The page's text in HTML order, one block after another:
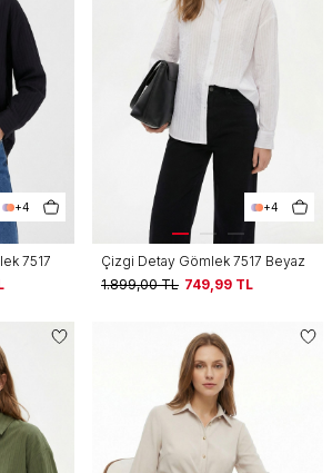
+4
7517
+4
Çizgi Detay Gömlek 7517 Beyaz
1.899,00TL 749,99 TL